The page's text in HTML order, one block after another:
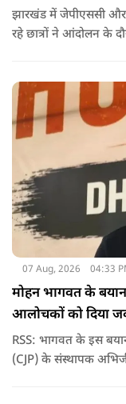
झारखंड में जेपीएससी
रहे छात्रों ने आंदोलन के
07 Aug, 2026 04:33
मोहन भागवत के
आलोचकों को दिया
RSS: भागवत के इस बयान के अगले ही दिन 'कॉकरोच जनता पार्टी'
(CJP) के संस्थापक